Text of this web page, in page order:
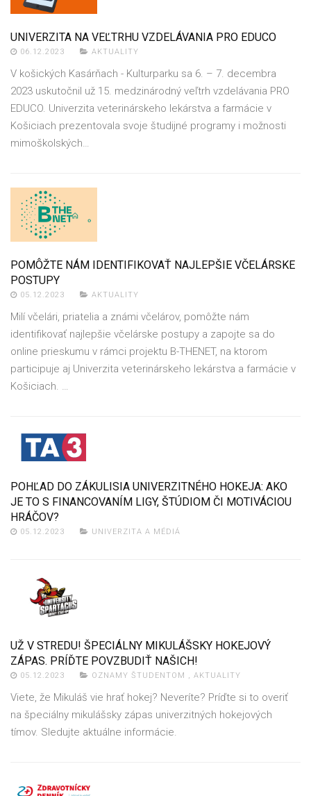
UNIVERZITA NA VEĽTRHU VZDELÁVANIA PRO EDUCO
06.12.2023 AKTUALITY
V košických Kasárňach - Kulturparku sa 6. – 7. decembra
2023 uskutočnil už 15. medzinárodný veľtrh vzdelávania PRO
EDUCO. Univerzita veterinárskeho lekárstva a farmácie v
Košiciach prezentovala svoje študijné programy i možnosti
mimoškolských…
POMÔŽTE NÁM IDENTIFIKOVAŤ NAJLEPŠIE VČELÁRSKE
POSTUPY
05.12.2023 AKTUALITY
Milí včelári, priatelia a známi včelárov, pomôžte nám
identifikovať najlepšie včelárske postupy a zapojte sa do
online prieskumu v rámci projektu B-THENET, na ktorom
participuje aj Univerzita veterinárskeho lekárstva a farmácie v
Košiciach. …
POHĽAD DO ZÁKULISIA UNIVERZITNÉHO HOKEJA: AKO
JE TO S FINANCOVANÍM LIGY, ŠTÚDIOM ČI MOTIVÁCIOU
HRÁČOV?
05.12.2023 UNIVERZITA A MÉDIÁ
UŽ V STREDU! ŠPECIÁLNY MIKULÁŠSKY HOKEJOVÝ
ZÁPAS. PRÍĎTE POVZBUDIŤ NAŠICH!
05.12.2023 OZNAMY ŠTUDENTOM , AKTUALITY
Viete, že Mikuláš vie hrať hokej? Neveríte? Príďte si to overiť
na špeciálny mikulášsky zápas univerzitných hokejových
tímov. Sledujte aktuálne informácie.